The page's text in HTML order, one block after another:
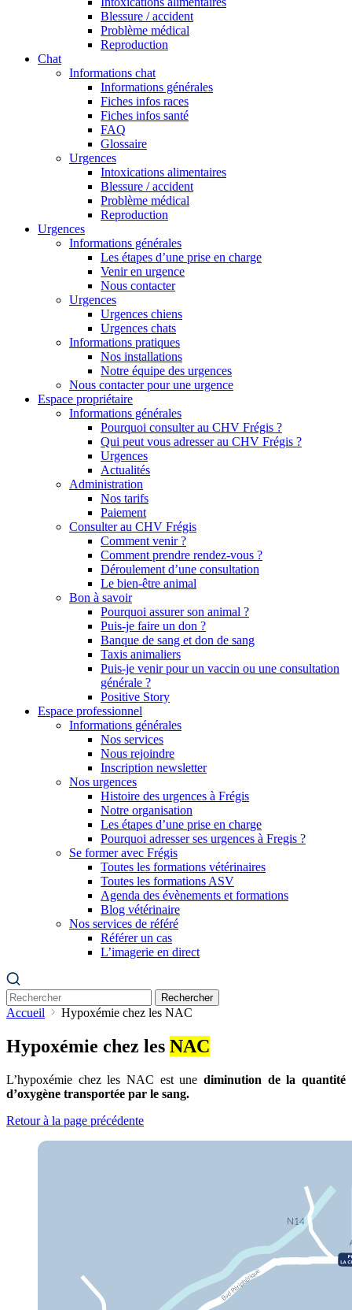
Blessure / accident
Problème médical
Reproduction
Chat
Informations chat
Informations générales
Fiches infos races
Fiches infos santé
FAQ
Glossaire
Urgences
Intoxications alimentaires
Blessure / accident
Problème médical
Reproduction
Urgences
Informations générales
Les étapes d’une prise en charge
Venir en urgence
Nous contacter
Urgences
Urgences chiens
Urgences chats
Informations pratiques
Nos installations
Notre équipe des urgences
Nous contacter pour une urgence
Espace propriétaire
Informations générales
Pourquoi consulter au CHV Frégis ?
Qui peut vous adresser au CHV Frégis ?
Urgences
Actualités
Administration
Nos tarifs
Paiement
Consulter au CHV Frégis
Comment venir ?
Comment prendre rendez-vous ?
Déroulement d’une consultation
Le bien-être animal
Bon à savoir
Pourquoi assurer son animal ?
Puis-je faire un don ?
Banque de sang et don de sang
Taxis animaliers
Puis-je venir pour un vaccin ou une consultation
générale ?
Positive Story
Espace professionnel
Informations générales
Nos services
Nous rejoindre
Inscription newsletter
Nos urgences
Histoire des urgences à Frégis
Notre organisation
Les étapes d’une prise en charge
Pourquoi adresser ses urgences à Fregis ?
Se former avec Frégis
Toutes les formations vétérinaires
Toutes les formations ASV
Agenda des évènements et formations
Blog vétérinaire
Nos services de référé
Référer un cas
L’imagerie en direct
Rechercher
Accueil Hypoxémie chez les NAC
Hypoxémie chez les NAC
L’hypoxémie chez les NAC est une diminution de la quantité
d’oxygène transportée par le sang.
Retour à la page précédente